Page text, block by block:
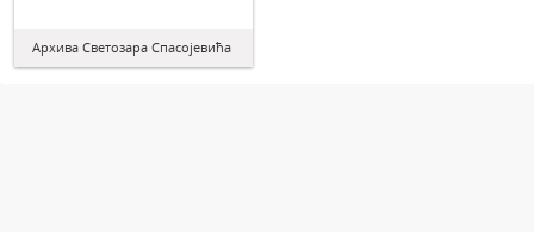
Архива Светозара Спасојевића